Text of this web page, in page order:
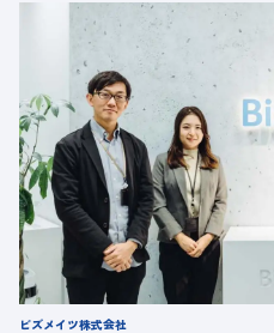
ビズメイツ株式会社